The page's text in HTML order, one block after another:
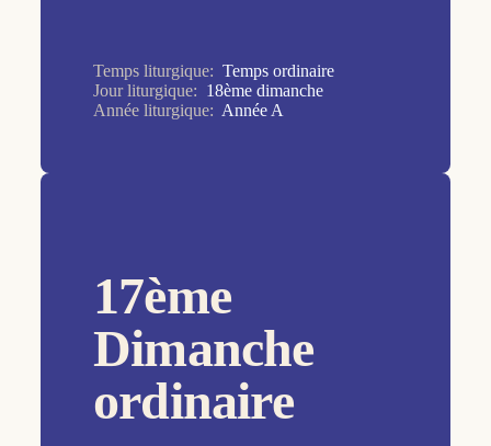
Assomption
Baptême du Seigneur
Epiphanie
Immaculée Conception de la Vierge Marie
Marie, Mère de Dieu
Temps liturgique: Temps ordinaire
Jour liturgique: 18ème dimanche
Année liturgique: Année A
17ème
Dimanche
ordinaire